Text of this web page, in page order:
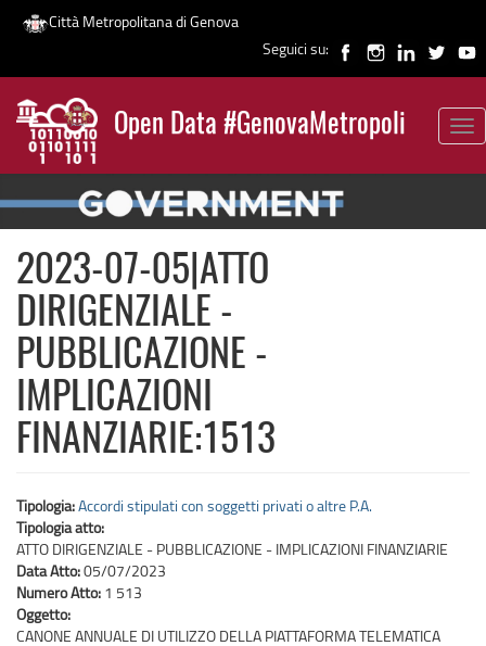
Salta
contenuto
principale
Città Metropolitana di Genova
Seguici su:
Open Data #GenovaMetropoli
News
2023-07-05|ATTO
DIRIGENZIALE -
PUBBLICAZIONE -
IMPLICAZIONI
FINANZIARIE:1513
Tipologia:Accordi stipulati con soggetti privati o altre P.A.
Tipologia atto:
ATTO DIRIGENZIALE - PUBBLICAZIONE - IMPLICAZIONI FINANZIARIE
Data Atto:05/07/2023
Numero Atto: 1 513
Oggetto:
CANONE ANNUALE DI UTILIZZO DELLA PIATTAFORMA TELEMATICA